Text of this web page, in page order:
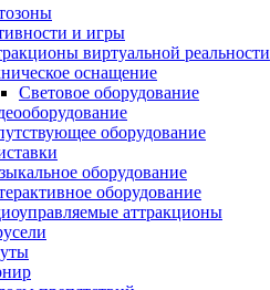
и игры
виртуальной реальности
оснащение
Световое оборудование
оборудование
оборудование
оборудование
аттракционы